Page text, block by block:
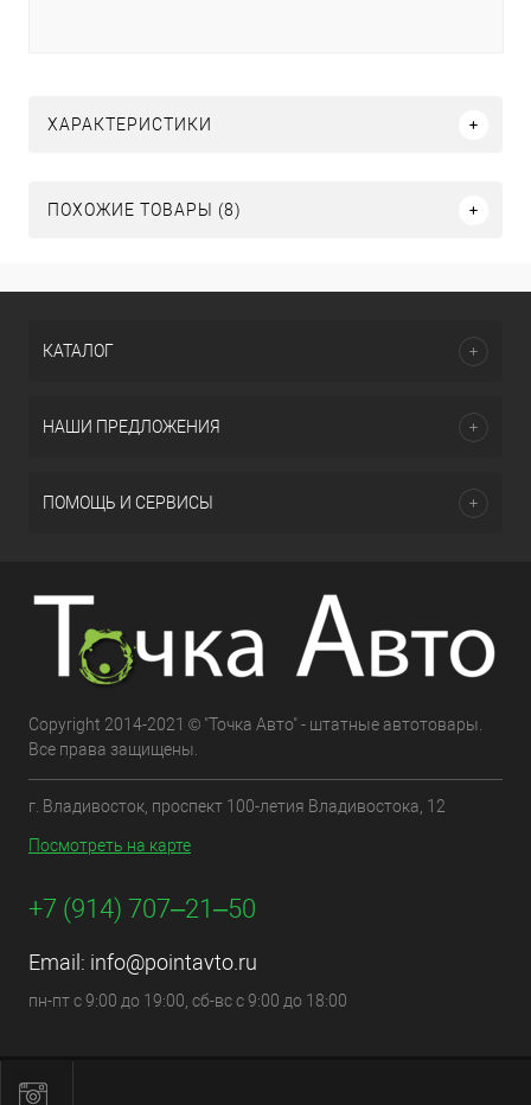
ХАРАКТЕРИСТИКИ
ПОХОЖИЕ ТОВАРЫ (8)
КАТАЛОГ
НАШИ ПРЕДЛОЖЕНИЯ
ПОМОЩЬ И СЕРВИСЫ
Copyright 2014-2021 © "Точка Авто" - штатные автотовары.
Все права защищены.
г. Владивосток, проспект 100-летия Владивостока, 12
Посмотреть на карте
+7 (914) 707‒21‒50
Email: info@pointavto.ru
пн-пт с 9:00 до 19:00, сб-вс с 9:00 до 18:00